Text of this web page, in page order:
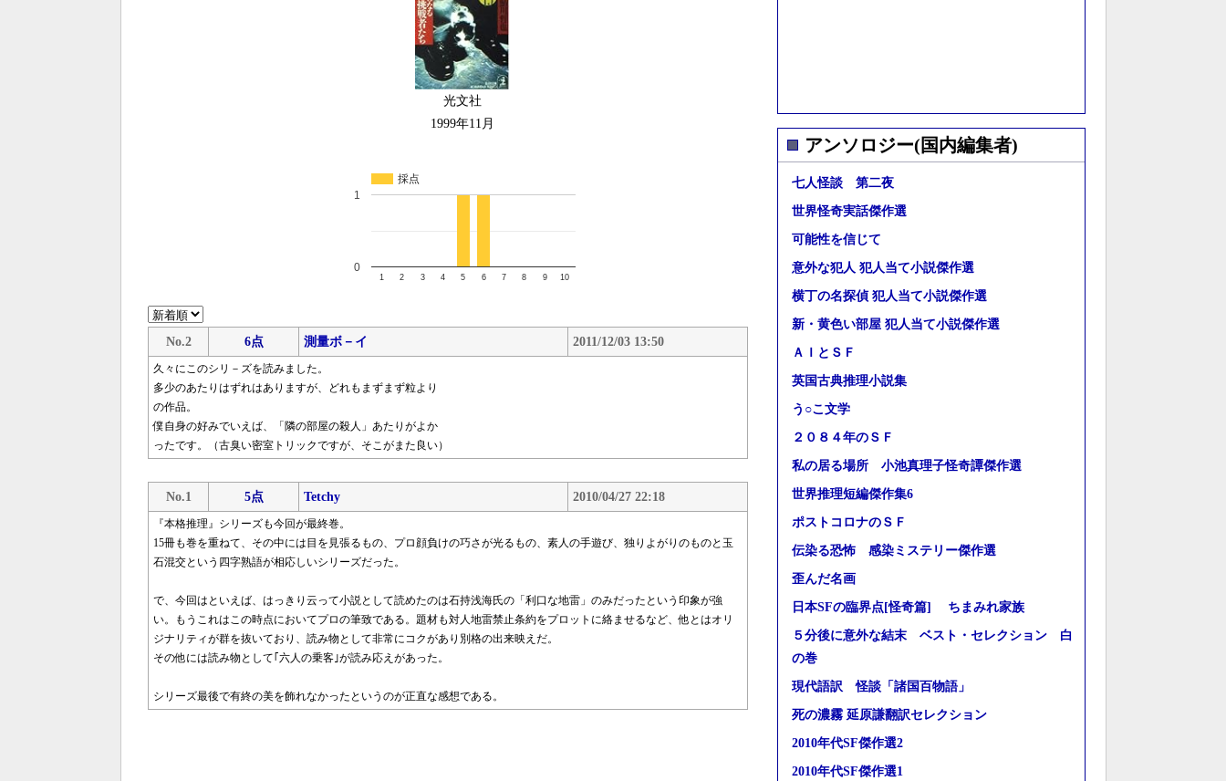
光文社
1999年11月
採点
1 2 3 4 5 6 7 8 9 10
0
1
No.2 6点 測量ボ－イ 2011/12/03 13:50
久々にこのシリ－ズを読みました。
多少のあたりはずれはありますが、どれもまずまず粒より
の作品。
僕自身の好みでいえば、「隣の部屋の殺人」あたりがよか
ったです。（古臭い密室トリックですが、そこがまた良い）
No.1 5点 Tetchy 2010/04/27 22:18
『本格推理』シリーズも今回が最終巻。
15冊も巻を重ねて、その中には目を見張るもの、プロ顔負けの巧さが光るもの、素人の手遊び、独りよがりのものと玉
石混交という四字熟語が相応しいシリーズだった。
で、今回はといえば、はっきり云って小説として読めたのは石持浅海氏の「利口な地雷」のみだったという印象が強
い。もうこれはこの時点においてプロの筆致である。題材も対人地雷禁止条約をプロットに絡ませるなど、他とはオリ
ジナリティが群を抜いており、読み物として非常にコクがあり別格の出来映えだ。
その他には読み物として｢六人の乗客｣が読み応えがあった。
シリーズ最後で有終の美を飾れなかったというのが正直な感想である。
アンソロジー(国内編集者)
七人怪談 第二夜
世界怪奇実話傑作選
可能性を信じて
意外な犯人 犯人当て小説傑作選
横丁の名探偵 犯人当て小説傑作選
新・黄色い部屋 犯人当て小説傑作選
ＡＩとＳＦ
英国古典推理小説集
う○こ文学
２０８４年のＳＦ
私の居る場所 小池真理子怪奇譚傑作選
世界推理短編傑作集6
ポストコロナのＳＦ
伝染る恐怖 感染ミステリー傑作選
歪んだ名画
日本SFの臨界点[怪奇篇] ちまみれ家族
５分後に意外な結末 ベスト・セレクション 白
の巻
現代語訳 怪談「諸国百物語」
死の濃霧 延原謙翻訳セレクション
2010年代SF傑作選2
2010年代SF傑作選1